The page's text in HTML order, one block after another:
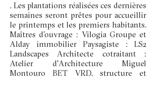
. Les plantations réalisées ces dernières
semaines seront prêtes pour accueillir
le printemps et les premiers habitants.
Maîtres d’ouvrage : Vilogia Groupe et
Alday immobilier Paysagiste : LS2
Landscapes Architecte cotraitant :
Atelier d'Architecture Miguel
Montouro BET VRD, structure et